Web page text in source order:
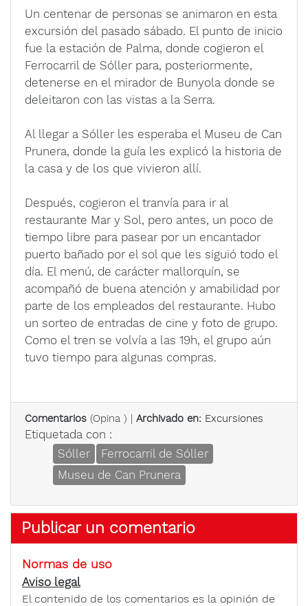
Un centenar de personas se animaron en esta
excursión del pasado sábado. El punto de inicio
fue la estación de Palma, donde cogieron el
Ferrocarril de Sóller para, posteriormente,
detenerse en el mirador de Bunyola donde se
deleitaron con las vistas a la Serra.
Al llegar a Sóller les esperaba el Museu de Can
Prunera, donde la guía les explicó la historia de
la casa y de los que vivieron allí.
Después, cogieron el tranvía para ir al
restaurante Mar y Sol, pero antes, un poco de
tiempo libre para pasear por un encantador
puerto bañado por el sol que les siguió todo el
día. El menú, de carácter mallorquín, se
acompañó de buena atención y amabilidad por
parte de los empleados del restaurante. Hubo
un sorteo de entradas de cine y foto de grupo.
Como el tren se volvía a las 19h, el grupo aún
tuvo tiempo para algunas compras.
Comentarios (Opina ) | Archivado en: Excursiones
Etiquetada con :
Sóller
Ferrocarril de Sóller
Museu de Can Prunera
Publicar un comentario
Normas de uso
Aviso legal
El contenido de los comentarios es la opinión de